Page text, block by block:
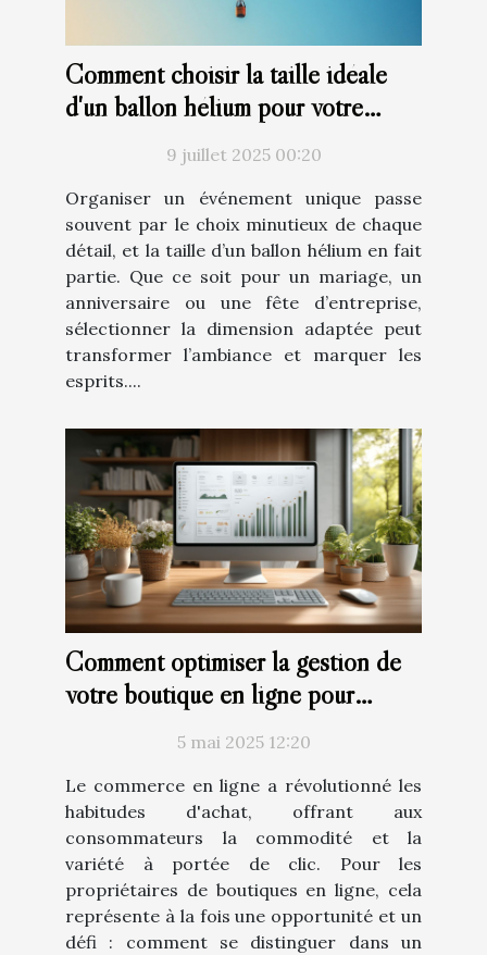
Comment choisir la taille idéale
d'un ballon hélium pour votre
événement ?9 juillet 2025 00:20
Organiser un événement unique passe
souvent par le choix minutieux de chaque
détail, et la taille d’un ballon hélium en fait
partie. Que ce soit pour un mariage, un
anniversaire ou une fête d’entreprise,
sélectionner la dimension adaptée peut
transformer l’ambiance et marquer les
esprits....
Comment optimiser la gestion de
votre boutique en ligne pour
augmenter les ventes
5 mai 2025 12:20
Le commerce en ligne a révolutionné les
habitudes d'achat, offrant aux
consommateurs la commodité et la
variété à portée de clic. Pour les
propriétaires de boutiques en ligne, cela
représente à la fois une opportunité et un
défi : comment se distinguer dans un